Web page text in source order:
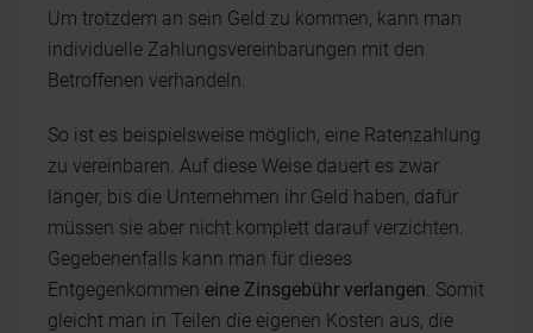
Um trotzdem an sein Geld zu kommen, kann man
individuelle Zahlungsvereinbarungen mit den
Betroffenen verhandeln.
So ist es beispielsweise möglich, eine Ratenzahlung
zu vereinbaren. Auf diese Weise dauert es zwar
länger, bis die Unternehmen ihr Geld haben, dafür
müssen sie aber nicht komplett darauf verzichten.
Gegebenenfalls kann man für dieses
Entgegenkommen eine Zinsgebühr verlangen. Somit
gleicht man in Teilen die eigenen Kosten aus, die